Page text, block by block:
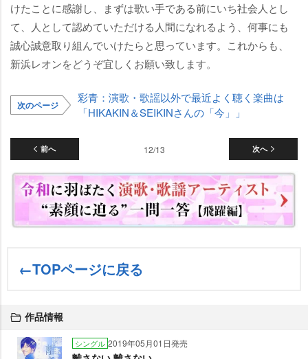
けたことに感謝し、まずは歌い手である前にいち社会人とし
て、人として認めていただける人間になれるよう、何事にも
誠心誠意取り組んでいけたらと思っています。これからも、
新浜レオンをどうぞ宜しくお願い致します。
次のページ
彩青：演歌・歌謡以外で最近よく聴く楽曲は
「HIKAKIN＆SEIKINさんの「今」」
前へ 次へ
12/13
←TOPページに戻る
作品情報
シングル 2019年05月01日発売